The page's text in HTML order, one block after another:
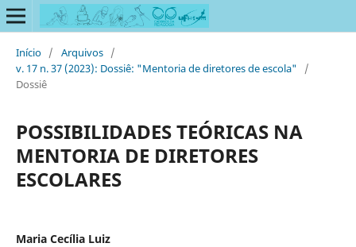
Início / Arquivos /
v. 17 n. 37 (2023): Dossiê: "Mentoria de diretores de escola"
/
Dossiê
POSSIBILIDADES TEÓRICAS NA
MENTORIA DE DIRETORES
ESCOLARES
Maria Cecília Luiz